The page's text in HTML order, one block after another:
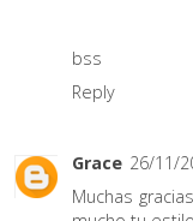
bss
Reply
Grace 26/11/
Muchas